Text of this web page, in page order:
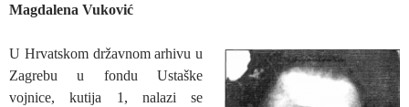
Magdalena Vuković
U Hrvatskom državnom arhivu u
Zagrebu u fondu Ustaške
vojnice, kutija 1, nalazi se